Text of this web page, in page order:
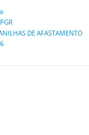
DE AFASTAMENTO